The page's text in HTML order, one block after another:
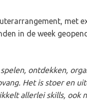
met
in de week
ontdekken,
Het is stoer en
allerlei skills, ook